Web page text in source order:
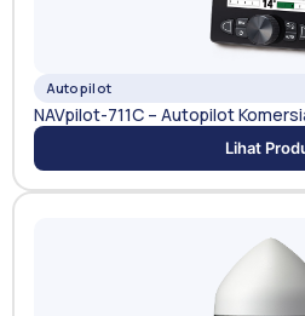
Autopilot
NAVpilot-711C – Autopilot
Lihat